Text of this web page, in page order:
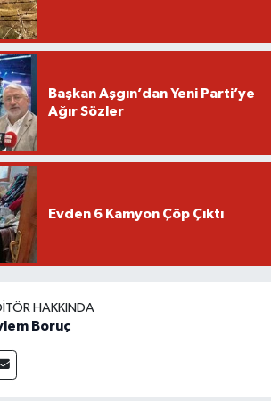
Başkan Aşgın’dan Yeni Parti’ye
Ağır Sözler
Evden 6 Kamyon Çöp Çıktı
HAKKINDA
Boruç